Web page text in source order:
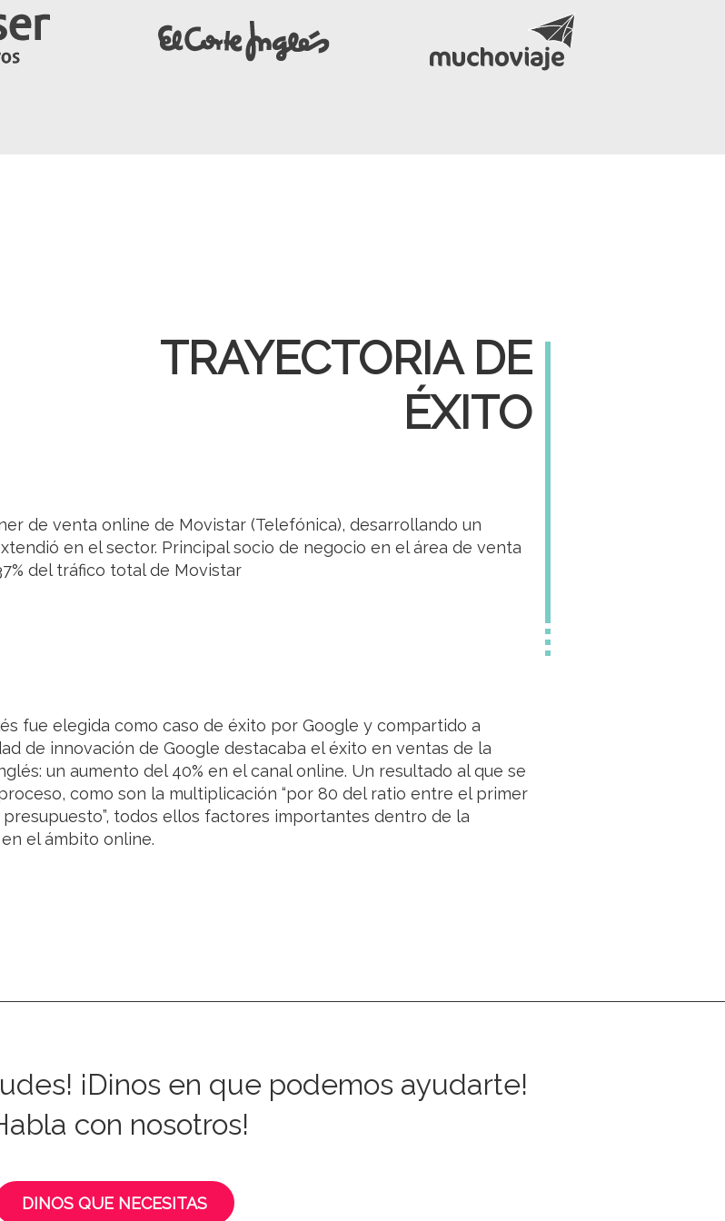
TRAYECTORIA DE
ÉXITO
de venta online de Movistar (Telefónica), desarrollando un
en el sector. Principal socio de negocio en el área de venta
del tráfico total de Movistar
fue elegida como caso de éxito por Google y compartido a
de innovación de Google destacaba el éxito en ventas de la
un aumento del 40% en el canal online. Un resultado al que se
como son la multiplicación “por 80 del ratio entre el primer
todos ellos factores importantes dentro de la
el ámbito online.
¡Dinos en que podemos ayudarte!
con nosotros!
DINOS QUE NECESITAS